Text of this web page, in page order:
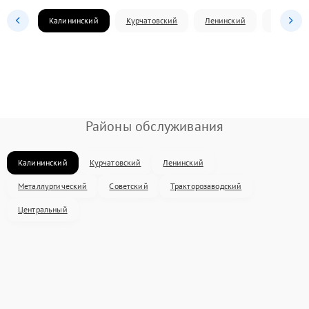
Калининский Курчатовский Ленинский
Районы обслуживания
Калининский Курчатовский Ленинский
Металлургический Советский Тракторозаводский
Центральный